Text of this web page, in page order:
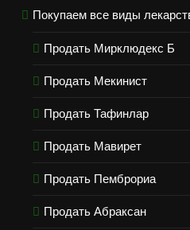
Покупаем все виды
Продать Мирклюдекс Б
Продать Мекинист
Продать Тафинлар
Продать Мавирет
Продать Пемброриа
Продать Абраксан